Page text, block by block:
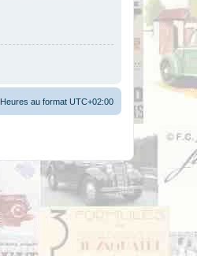
Heures au format UTC+02:00